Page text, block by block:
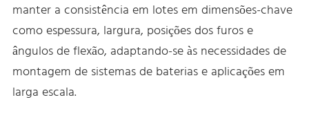
manter a consistência em lotes em dimensões-chave
como espessura, largura, posições dos furos e
ângulos de flexão, adaptando-se às necessidades de
montagem de sistemas de baterias e aplicações em
larga escala.